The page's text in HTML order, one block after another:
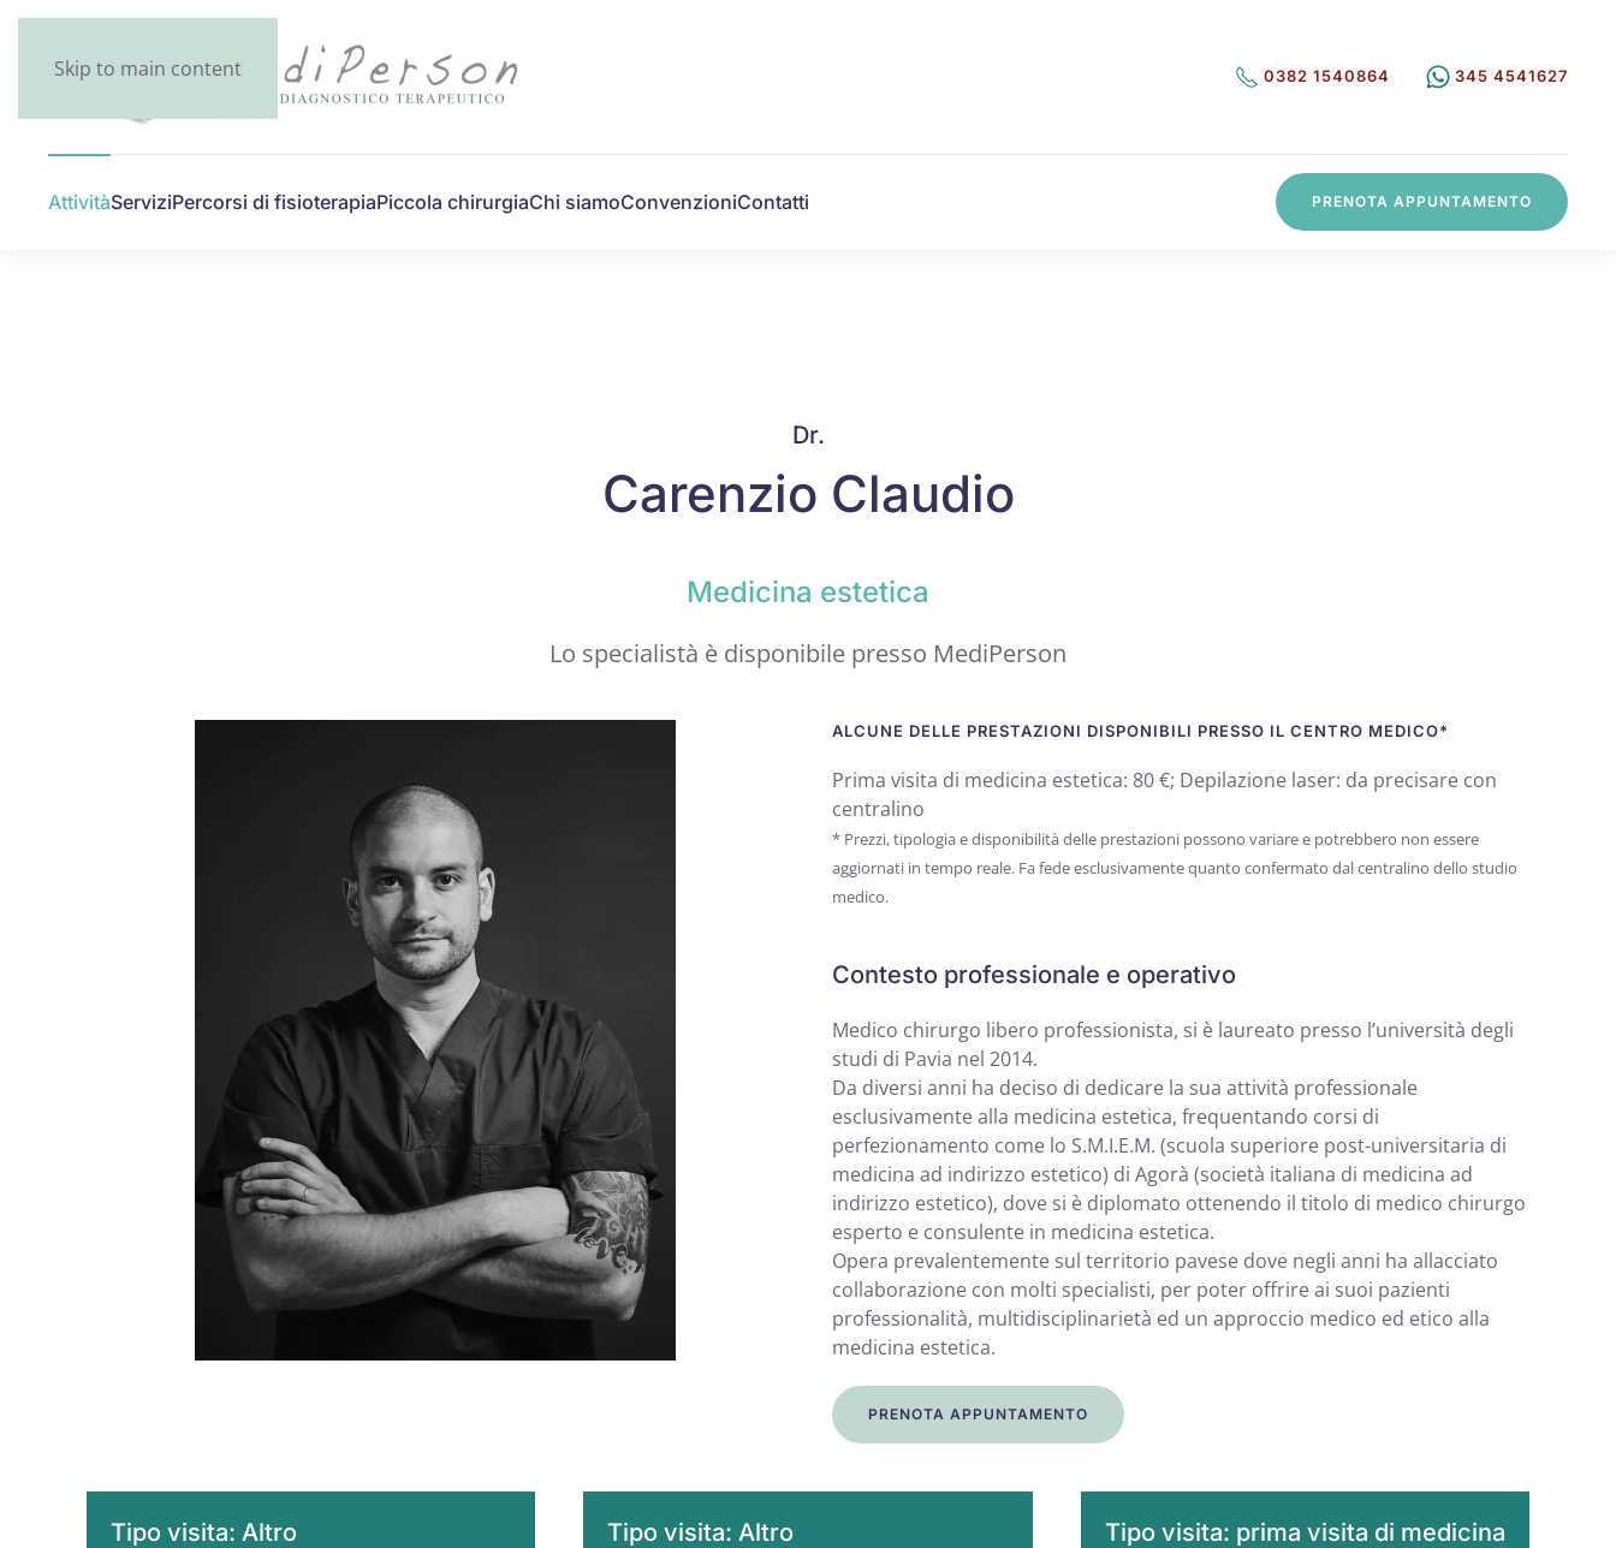
Skip to main content 0382 1540864 345 4541627
AttivitàServiziPercorsi di fisioterapiaPiccola chirurgiaChi siamoConvenzioniContatti PRENOTA APPUNTAMENTO
Dr.
Carenzio Claudio
Medicina estetica
Lo specialistà è disponibile presso MediPerson
ALCUNE DELLE PRESTAZIONI DISPONIBILI PRESSO IL CENTRO MEDICO*
Prima visita di medicina estetica: 80 €; Depilazione laser: da precisare con
centralino
* Prezzi, tipologia e disponibilità delle prestazioni possono variare e potrebbero non essere
aggiornati in tempo reale. Fa fede esclusivamente quanto confermato dal centralino dello studio
medico.
Contesto professionale e operativo
Medico chirurgo libero professionista, si è laureato presso l’università degli
studi di Pavia nel 2014.
Da diversi anni ha deciso di dedicare la sua attività professionale
esclusivamente alla medicina estetica, frequentando corsi di
perfezionamento come lo S.M.I.E.M. (scuola superiore post-universitaria di
medicina ad indirizzo estetico) di Agorà (società italiana di medicina ad
indirizzo estetico), dove si è diplomato ottenendo il titolo di medico chirurgo
esperto e consulente in medicina estetica.
Opera prevalentemente sul territorio pavese dove negli anni ha allacciato
collaborazione con molti specialisti, per poter offrire ai suoi pazienti
professionalità, multidisciplinarietà ed un approccio medico ed etico alla
medicina estetica.
PRENOTA APPUNTAMENTO
Tipo visita: Altro Tipo visita: Altro
Tipo visita: prima visita di medicina